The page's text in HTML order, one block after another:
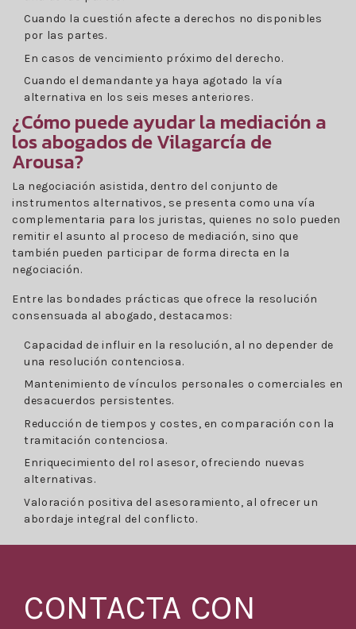
Cuando la cuestión afecte a derechos no disponibles
por las partes.
En casos de vencimiento próximo del derecho.
Cuando el demandante ya haya agotado la vía
alternativa en los seis meses anteriores.
¿Cómo puede ayudar la mediación a
los abogados de Vilagarcía de
Arousa?
La negociación asistida, dentro del conjunto de
instrumentos alternativos, se presenta como una vía
complementaria para los juristas, quienes no solo pueden
remitir el asunto al proceso de mediación, sino que
también pueden participar de forma directa en la
negociación.
Entre las bondades prácticas que ofrece la resolución
consensuada al abogado, destacamos:
Capacidad de influir en la resolución, al no depender de
una resolución contenciosa.
Mantenimiento de vínculos personales o comerciales en
desacuerdos persistentes.
Reducción de tiempos y costes, en comparación con la
tramitación contenciosa.
Enriquecimiento del rol asesor, ofreciendo nuevas
alternativas.
Valoración positiva del asesoramiento, al ofrecer un
abordaje integral del conflicto.
CONTACTA CON